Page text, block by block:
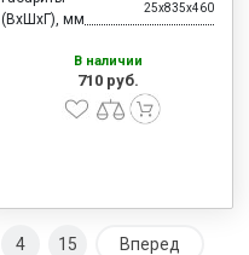
(ВхШхГ), мм
25x835x460
В наличии
710 руб.
4 15 Вперед